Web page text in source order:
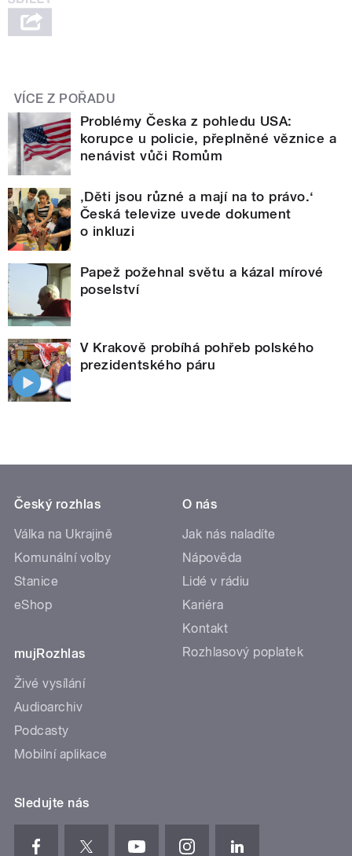
VÍCE Z POŘADU
Problémy Česka z pohledu USA:
korupce u policie, přeplněné věznice a
nenávist vůči Romům
‚Děti jsou různé a mají na to právo.‘
Česká televize uvede dokument
o inkluzi
Papež požehnal světu a kázal mírové
poselství
V Krakově probíhá pohřeb polského
prezidentského páru
Český rozhlas
Válka na Ukrajině
Komunální volby
Stanice
eShop
mujRozhlas
Živé vysílání
Audioarchiv
Podcasty
Mobilní aplikace
O nás
Jak nás naladíte
Nápověda
Lidé v rádiu
Kariéra
Kontakt
Rozhlasový poplatek
Sledujte nás